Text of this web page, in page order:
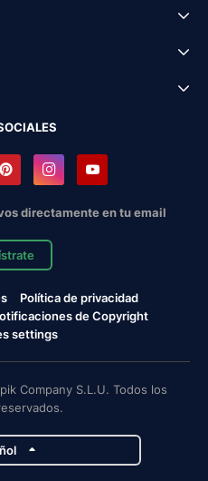
directamente en tu email
Política de privacidad
de Copyright
settings
Company S.L.U. Todos los